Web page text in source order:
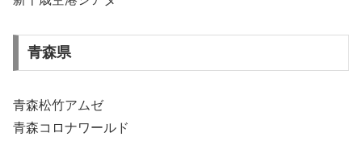
青森県
青森松竹アムゼ
青森コロナワールド